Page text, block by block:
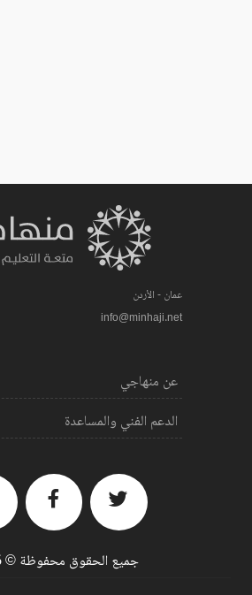
عمان - الأردن
info@minhaji.net
عن منهاجي
الدعم الفني والمساعدة
جميع الحقوق محفوظة © 2026